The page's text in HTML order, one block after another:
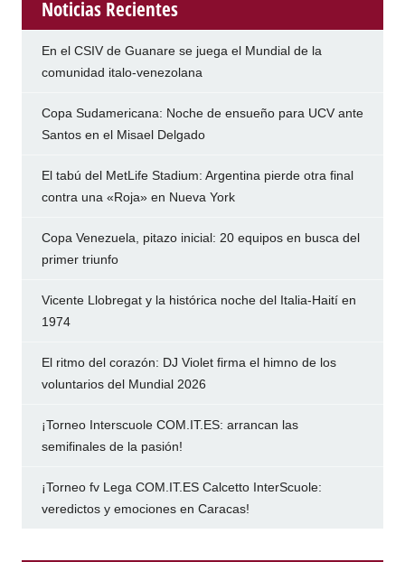
Noticias Recientes
En el CSIV de Guanare se juega el Mundial de la
comunidad italo-venezolana
Copa Sudamericana: Noche de ensueño para UCV ante
Santos en el Misael Delgado
El tabú del MetLife Stadium: Argentina pierde otra final
contra una «Roja» en Nueva York
Copa Venezuela, pitazo inicial: 20 equipos en busca del
primer triunfo
Vicente Llobregat y la histórica noche del Italia-Haití en
1974
El ritmo del corazón: DJ Violet firma el himno de los
voluntarios del Mundial 2026
¡Torneo Interscuole COM.IT.ES: arrancan las
semifinales de la pasión!
¡Torneo fv Lega COM.IT.ES Calcetto InterScuole:
veredictos y emociones en Caracas!